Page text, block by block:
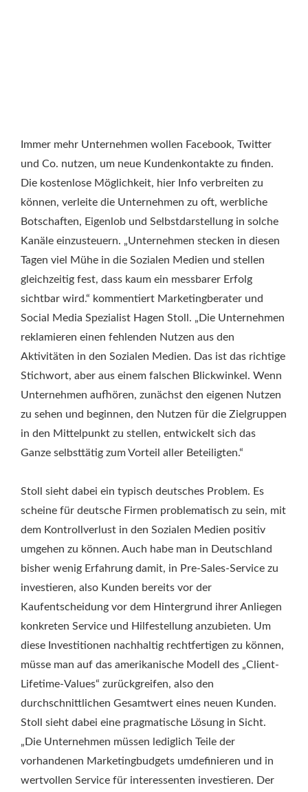
Immer mehr Unternehmen wollen Facebook, Twitter
und Co. nutzen, um neue Kundenkontakte zu finden.
Die kostenlose Möglichkeit, hier Info verbreiten zu
können, verleite die Unternehmen zu oft, werbliche
Botschaften, Eigenlob und Selbstdarstellung in solche
Kanäle einzusteuern. „Unternehmen stecken in diesen
Tagen viel Mühe in die Sozialen Medien und stellen
gleichzeitig fest, dass kaum ein messbarer Erfolg
sichtbar wird.“ kommentiert Marketingberater und
Social Media Spezialist Hagen Stoll. „Die Unternehmen
reklamieren einen fehlenden Nutzen aus den
Aktivitäten in den Sozialen Medien. Das ist das richtige
Stichwort, aber aus einem falschen Blickwinkel. Wenn
Unternehmen aufhören, zunächst den eigenen Nutzen
zu sehen und beginnen, den Nutzen für die Zielgruppen
in den Mittelpunkt zu stellen, entwickelt sich das
Ganze selbsttätig zum Vorteil aller Beteiligten.“
Stoll sieht dabei ein typisch deutsches Problem. Es
scheine für deutsche Firmen problematisch zu sein, mit
dem Kontrollverlust in den Sozialen Medien positiv
umgehen zu können. Auch habe man in Deutschland
bisher wenig Erfahrung damit, in Pre-Sales-Service zu
investieren, also Kunden bereits vor der
Kaufentscheidung vor dem Hintergrund ihrer Anliegen
konkreten Service und Hilfestellung anzubieten. Um
diese Investitionen nachhaltig rechtfertigen zu können,
müsse man auf das amerikanische Modell des „Client-
Lifetime-Values“ zurückgreifen, also den
durchschnittlichen Gesamtwert eines neuen Kunden.
Stoll sieht dabei eine pragmatische Lösung in Sicht.
„Die Unternehmen müssen lediglich Teile der
vorhandenen Marketingbudgets umdefinieren und in
wertvollen Service für interessenten investieren. Der